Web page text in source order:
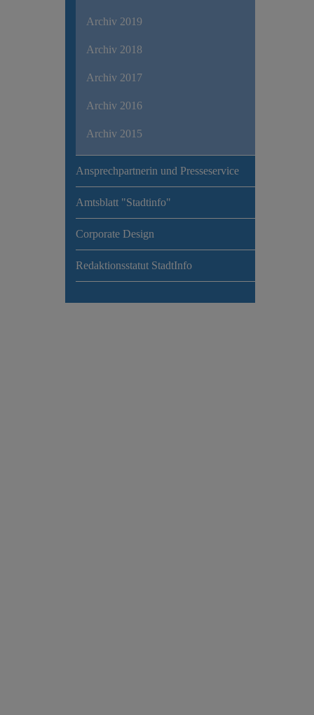
Archiv 2019
Archiv 2018
Archiv 2017
Archiv 2016
Archiv 2015
Ansprechpartnerin und Presseservice
Amtsblatt "Stadtinfo"
Corporate Design
Redaktionsstatut StadtInfo